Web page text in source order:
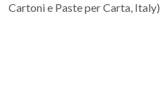
Cartoni e Paste per Carta, Italy)